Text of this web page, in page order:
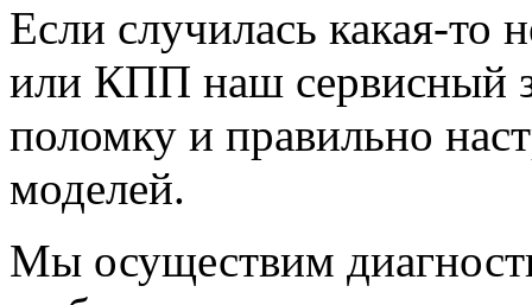
Если случилась какая-
или КПП наш сервисный
поломку и правильно
моделей.
Мы осуществим